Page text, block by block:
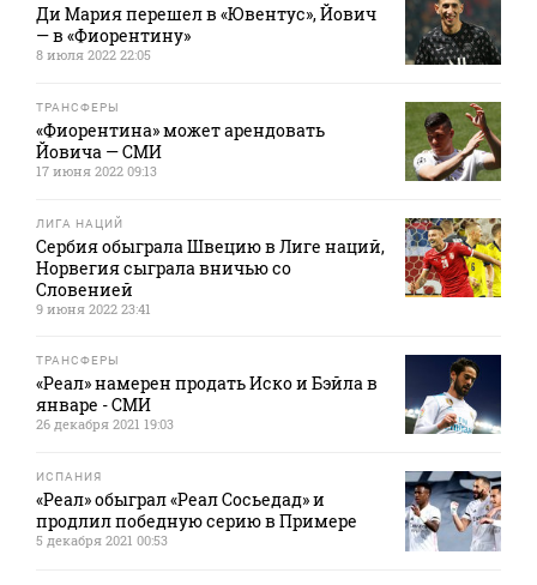
Ди Мария перешел в «Ювентус», Йович
— в «Фиорентину»
8 июля 2022 22:05
ТРАНСФЕРЫ
«Фиорентина» может арендовать
Йовича — СМИ
17 июня 2022 09:13
ЛИГА НАЦИЙ
Сербия обыграла Швецию в Лиге наций,
Норвегия сыграла вничью со
Словенией
9 июня 2022 23:41
ТРАНСФЕРЫ
«Реал» намерен продать Иско и Бэйла в
январе - СМИ
26 декабря 2021 19:03
ИСПАНИЯ
«Реал» обыграл «Реал Сосьедад» и
продлил победную серию в Примере
5 декабря 2021 00:53